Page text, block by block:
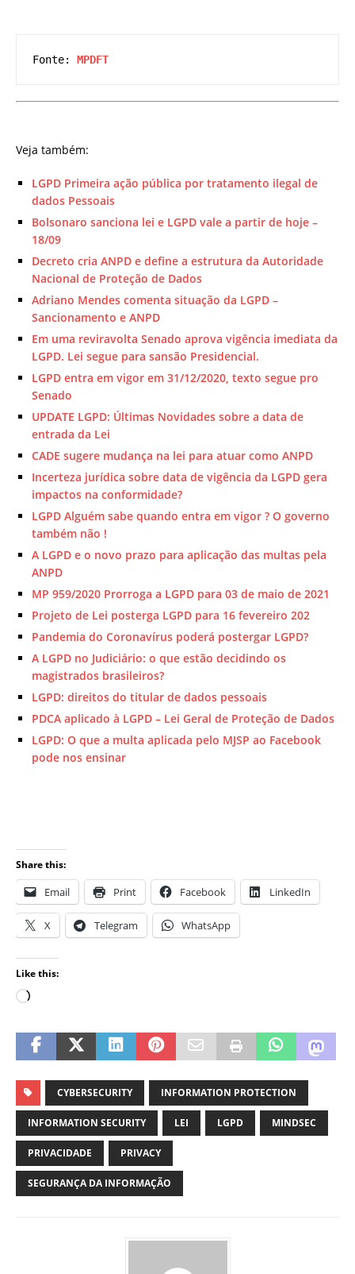
Fonte: MPDFT
Veja também:
LGPD Primeira ação pública por tratamento ilegal de
dados Pessoais
Bolsonaro sanciona lei e LGPD vale a partir de hoje –
18/09
Decreto cria ANPD e define a estrutura da Autoridade
Nacional de Proteção de Dados
Adriano Mendes comenta situação da LGPD –
Sancionamento e ANPD
Em uma reviravolta Senado aprova vigência imediata da
LGPD. Lei segue para sansão Presidencial.
LGPD entra em vigor em 31/12/2020, texto segue pro
Senado
UPDATE LGPD: Últimas Novidades sobre a data de
entrada da Lei
CADE sugere mudança na lei para atuar como ANPD
Incerteza jurídica sobre data de vigência da LGPD gera
impactos na conformidade?
LGPD Alguém sabe quando entra em vigor ? O governo
também não !
A LGPD e o novo prazo para aplicação das multas pela
ANPD
MP 959/2020 Prorroga a LGPD para 03 de maio de 2021
Projeto de Lei posterga LGPD para 16 fevereiro 202
Pandemia do Coronavírus poderá postergar LGPD?
A LGPD no Judiciário: o que estão decidindo os
magistrados brasileiros?
LGPD: direitos do titular de dados pessoais
PDCA aplicado à LGPD – Lei Geral de Proteção de Dados
LGPD: O que a multa aplicada pelo MJSP ao Facebook
pode nos ensinar
Share this:
Email Print Facebook LinkedIn
X Telegram WhatsApp
Like this:
CYBERSECURITY INFORMATION PROTECTION
INFORMATION SECURITY LEI LGPD MINDSEC
PRIVACIDADE PRIVACY
SEGURANÇA DA INFORMAÇÃO